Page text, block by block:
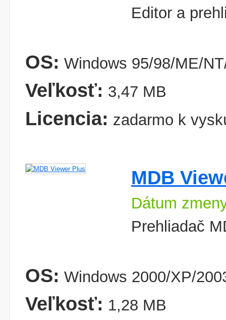
Editor a
OS: Windows 95/98/ME/
Veľkosť: 3,47 MB
Licencia: zadarmo k
MDB
Dátum
Prehliadač
OS: Windows 2000/XP/
Veľkosť: 1,28 MB